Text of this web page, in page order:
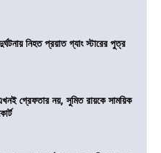
নিহত প্রয়াত গ্যাং স্টারের পুত্র
গ্রেফতার নয়, সুমিত রায়কে সাময়িক